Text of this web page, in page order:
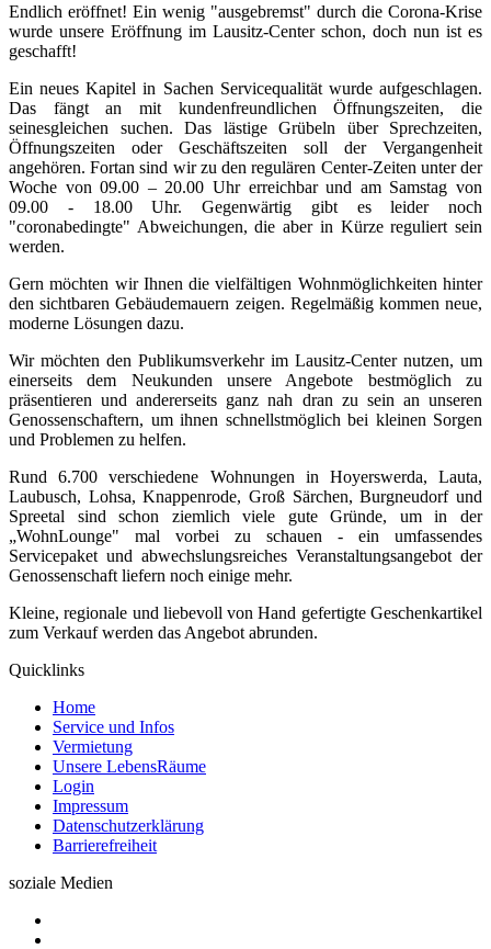
Endlich eröffnet! Ein wenig "ausgebremst" durch die Corona-Krise
wurde unsere Eröffnung im Lausitz-Center schon, doch nun ist es
geschafft!
Ein neues Kapitel in Sachen Servicequalität wurde aufgeschlagen.
Das fängt an mit kundenfreundlichen Öffnungszeiten, die
seinesgleichen suchen. Das lästige Grübeln über Sprechzeiten,
Öffnungszeiten oder Geschäftszeiten soll der Vergangenheit
angehören. Fortan sind wir zu den regulären Center-Zeiten unter der
Woche von 09.00 – 20.00 Uhr erreichbar und am Samstag von
09.00 - 18.00 Uhr. Gegenwärtig gibt es leider noch
"coronabedingte" Abweichungen, die aber in Kürze reguliert sein
werden.
Gern möchten wir Ihnen die vielfältigen Wohnmöglichkeiten hinter
den sichtbaren Gebäudemauern zeigen. Regelmäßig kommen neue,
moderne Lösungen dazu.
Wir möchten den Publikumsverkehr im Lausitz-Center nutzen, um
einerseits dem Neukunden unsere Angebote bestmöglich zu
präsentieren und andererseits ganz nah dran zu sein an unseren
Genossenschaftern, um ihnen schnellstmöglich bei kleinen Sorgen
und Problemen zu helfen.
Rund 6.700 verschiedene Wohnungen in Hoyerswerda, Lauta,
Laubusch, Lohsa, Knappenrode, Groß Särchen, Burgneudorf und
Spreetal sind schon ziemlich viele gute Gründe, um in der
„WohnLounge" mal vorbei zu schauen - ein umfassendes
Servicepaket und abwechslungsreiches Veranstaltungsangebot der
Genossenschaft liefern noch einige mehr.
Kleine, regionale und liebevoll von Hand gefertigte Geschenkartikel
zum Verkauf werden das Angebot abrunden.
Quicklinks
Home
Service und Infos
Vermietung
Unsere LebensRäume
Login
Impressum
Datenschutzerklärung
Barrierefreiheit
soziale Medien